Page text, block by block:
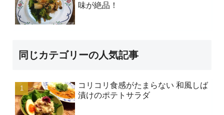
味が絶品！
同じカテゴリーの人気記事
コリコリ食感がたまらない 和風しば
漬けのポテトサラダ